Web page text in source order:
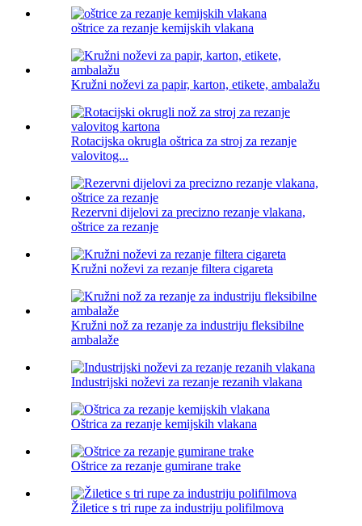
oštrice za rezanje kemijskih vlakana
Kružni noževi za papir, karton, etikete, ambalažu
Rotacijska okrugla oštrica za stroj za rezanje
valovitog...
Rezervni dijelovi za precizno rezanje vlakana,
oštrice za rezanje
Kružni noževi za rezanje filtera cigareta
Kružni nož za rezanje za industriju fleksibilne
ambalaže
Industrijski noževi za rezanje rezanih vlakana
Oštrica za rezanje kemijskih vlakana
Oštrice za rezanje gumirane trake
Žiletice s tri rupe za industriju polifilmova